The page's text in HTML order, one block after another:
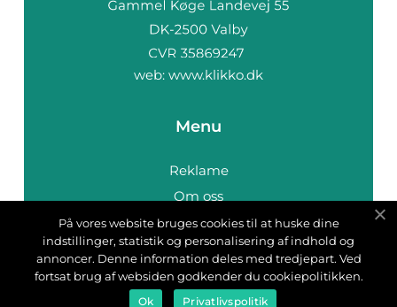
web: www.klikko.dk
Menu
Reklame
Om oss
Cookies
Kontakt Oss
Sitemap
På vores website bruges cookies til at huske dine
indstillinger, statistik og personalisering af indhold og
annoncer. Denne information deles med tredjepart. Ved
fortsat brug af websiden godkender du cookiepolitikken.
Ok Privatlivspolitik